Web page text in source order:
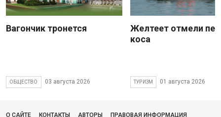
Вагончик тронется
ОБЩЕСТВО 03 августа 2026
Желтеет отмели
коса
ТУРИЗМ 01 августа 2026
О САЙТЕ КОНТАКТЫ АВТОРЫ ПРАВОВАЯ ИНФОРМАЦИЯ